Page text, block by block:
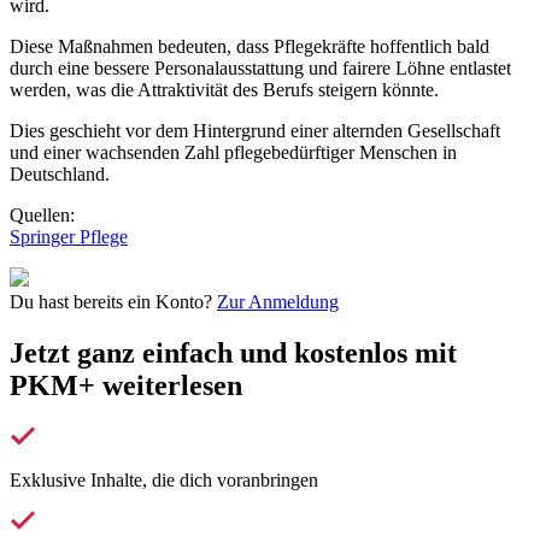
wird.
Diese Maßnahmen bedeuten, dass Pflegekräfte hoffentlich bald
durch eine bessere Personalausstattung und fairere Löhne entlastet
werden, was die Attraktivität des Berufs steigern könnte.
Dies geschieht vor dem Hintergrund einer alternden Gesellschaft
und einer wachsenden Zahl pflegebedürftiger Menschen in
Deutschland.
Quellen:
Springer Pflege
Du hast bereits ein Konto? Zur Anmeldung
Jetzt ganz einfach und kostenlos mit
PKM+ weiterlesen
Exklusive Inhalte, die dich voranbringen